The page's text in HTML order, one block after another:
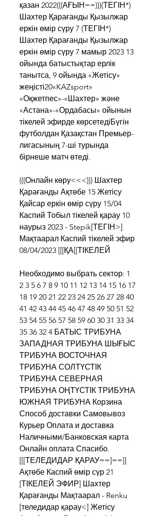
қазан 2022(((АҒЫН==)))(ТЕГІН*)
Шахтер Қарағанды Қызылжар
еркін өмір сүру 7 (ТЕГІН*)
Шахтер Қарағанды Қызылжар
еркін өмір сүру 7 мамыр 2023 13
ойында батыстықтар ерлік
танытса, 9 ойында «Жетісу»
жеңісті20«KAZsport»
«Оқжетпес»-«Шахтер» және
«Астана»-«Ордабасы» ойынын
тікелей эфирде көрсетедіБүгін
футболдан Қазақстан Премьер-
лигасының 7-ші турында
бірнеше матч өтеді.
(((Онлайн көру<<<))) Шахтер
Қарағанды Ақтөбе 15 Жетісу
Қайсар еркін өмір сүру 15/04
Каспий Тобыл тікелей қарау 10
наурыз 2023 - Stepik[ТЕГІН>]
Мақтаарал Каспий тікелей эфир
08/04/2023 [[[ҚА[[ТІКЕЛЕЙ
Необходимо выбрать сектор: 1
2 3 5 6 7 8 9 10 11 12 13 14 15 16 17
18 19 20 21 22 23 24 25 26 27 28 40
41 42 43 44 45 46 47 48 49 50 51 52
53 54 55 56 57 58 59 60 30 31 33 34
35 36 32 4 БАТЫС ТРИБУНА
ЗАПАДНАЯ ТРИБУНА ШЫҒЫС
ТРИБУНА ВОСТОЧНАЯ
ТРИБУНА СОЛТҮСТІК
ТРИБУНА СЕВЕРНАЯ
ТРИБУНА ОҢТҮСТІК ТРИБУНА
ЮЖНАЯ ТРИБУНА Корзина
Способ доставки Самовывоз
Курьер Оплата и доставка
Наличными/Банковская карта
Онлайн оплата Спасибо.
[[[ТЕЛЕДИДАР ҚАРАУ==]==]]
Ақтөбе Каспий өмір сүр 21
[ТІКЕЛЕЙ ЭФИР] Шахтер
Қарағанды Мақтаарал - Renku
[теледидар қарау<] Жетісу